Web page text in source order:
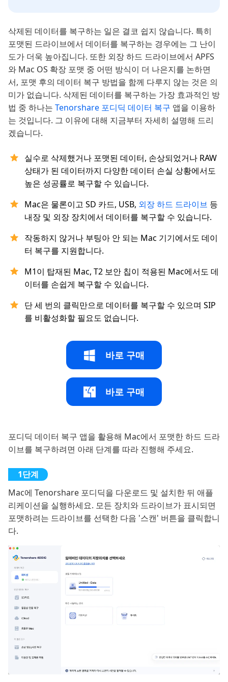
삭제된 데이터를 복구하는 일은 결코 쉽지 않습니다. 특히
포맷된 드라이브에서 데이터를 복구하는 경우에는 그 난이
도가 더욱 높아집니다. 또한 외장 하드 드라이브에서 APFS
와 Mac OS 확장 포맷 중 어떤 방식이 더 나은지를 논하면
서, 포맷 후의 데이터 복구 방법을 함께 다루지 않는 것은 의
미가 없습니다. 삭제된 데이터를 복구하는 가장 효과적인 방
법 중 하나는 Tenorshare 포디딕 데이터 복구 앱을 이용하
는 것입니다. 그 이유에 대해 지금부터 자세히 설명해 드리
겠습니다.
실수로 삭제했거나 포맷된 데이터, 손상되었거나 RAW
상태가 된 데이터까지 다양한 데이터 손실 상황에서도
높은 성공률로 복구할 수 있습니다.
Mac은 물론이고 SD 카드, USB, 외장 하드 드라이브 등
내장 및 외장 장치에서 데이터를 복구할 수 있습니다.
작동하지 않거나 부팅아 안 되는 Mac 기기에서도 데이
터 복구를 지원합니다.
M1이 탑재된 Mac, T2 보안 칩이 적용된 Mac에서도 데
이터를 손쉽게 복구할 수 있습니다.
단 세 번의 클릭만으로 데이터를 복구할 수 있으며 SIP
를 비활성화할 필요도 없습니다.
바로 구매
바로 구매
포디딕 데이터 복구 앱을 활용해 Mac에서 포맷한 하드 드라
이브를 복구하려면 아래 단계를 따라 진행해 주세요.
Mac에 Tenorshare 포디딕을 다운로드 및 설치한 뒤 애플
리케이션을 실행하세요. 모든 장치와 드라이브가 표시되면
포맷하려는 드라이브를 선택한 다음 '스캔' 버튼을 클릭합니
다.